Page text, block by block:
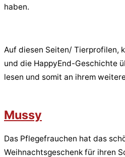
haben.
Auf diesen Seiten/ Tierprofilen,
und die HappyEnd-Geschichte
lesen und somit an ihrem
Mussy
Das Pflegefrauchen hat das
Weihnachtsgeschenk für ihren